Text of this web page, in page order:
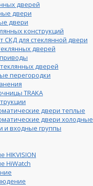
дверей
двери
двери
конструкций
СКД для стеклянной двери
дверей
дверей
перегородки
TRAKA
двери теплые
двери холодные
и входные группы
HIKVISION
HiWatch